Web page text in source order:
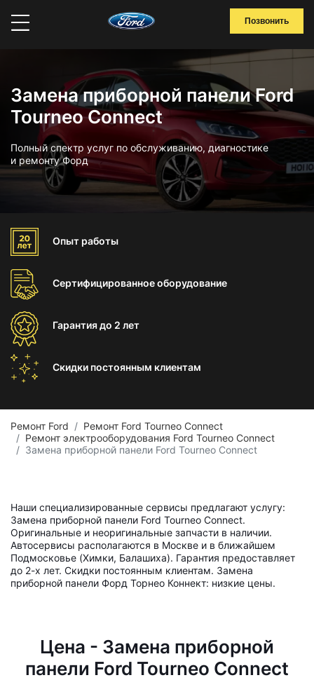
Позвонить
Замена приборной панели Ford
Tourneo Connect
Полный спектр услуг по обслуживанию, диагностике
и ремонту Форд
Опыт работы
Сертифицированноеоборудование
Гарантиядо 2 лет
Скидки постоянным клиентам
Ремонт Ford
Ремонт Ford Tourneo Connect
Ремонт электрооборудования Ford Tourneo Connect
Замена приборной панели Ford Tourneo Connect
Наши специализированные сервисы предлагают услугу:
Замена приборной панели Ford Tourneo Connect.
Оригинальные и неоригинальные запчасти в наличии.
Автосервисы располагаются в Москве и в ближайшем
Подмосковье (Химки, Балашиха). Гарантия предоставляет
до 2-х лет. Скидки постоянным клиентам. Замена
приборной панели Форд Торнео Коннект: низкие цены.
Цена - Замена приборной
панели Ford Tourneo Connect